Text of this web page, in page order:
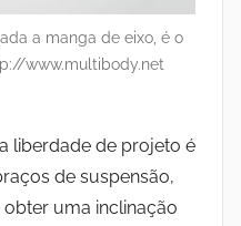
a manga de eixo, é o
www.multibody.net
liberdade de projeto é
de suspensão,
uma inclinação